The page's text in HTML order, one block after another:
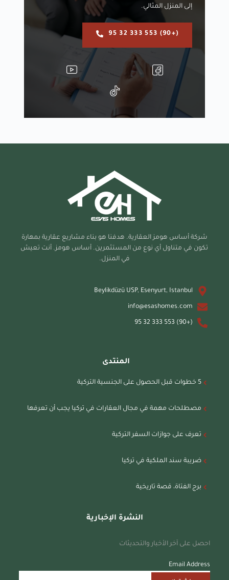
إلى المنزل المثالي.
(+90) 553 333 32 95
شركة أساس هومز العقارية. هدفنا هو بناء مشاريع عقارية بمهارة
تكون في متناول أي نوع من المستثمرين. أساس هومز. أنت تعيش
في المنزل.
Beylikdüzü USP, Esenyurt, Istanbul
info@esashomes.com
(+90) 553 333 32 95
المنتدى
5 خطوات قبل الحصول على الجنسية التركية
مصطلحات مهمة في مجال العقارات في تركيا يجب أن تعرفها
تعرف على جوازات السفر التركية
ضريبة سند الملكية في تركيا
برج الفتاة، قصة تاريخية
النشرة الإخبارية
احصل على آخر الأخبار والتحديثات
Email Address